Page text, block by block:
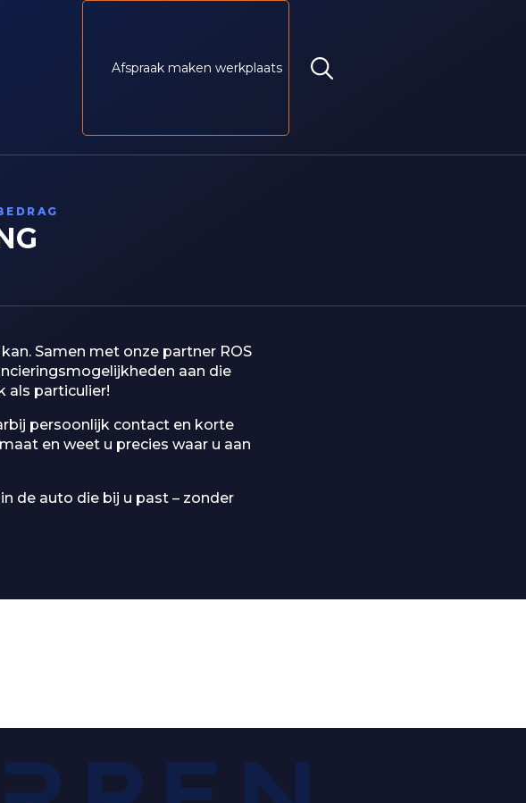
Afspraak maken werkplaats
Samen met onze partner ROS
aan die
als particulier!
persoonlijk contact en korte
en weet u precies waar u aan
de auto die bij u past – zonder